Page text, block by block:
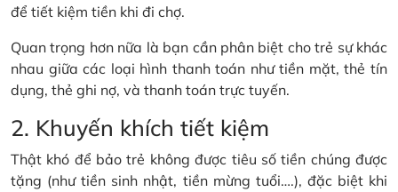
để tiết kiệm tiền khi đi chợ.
Quan trọng hơn nữa là bạn cần phân biệt cho trẻ sự khác
nhau giữa các loại hình thanh toán như tiền mặt, thẻ tín
dụng, thẻ ghi nợ, và thanh toán trực tuyến.
2. Khuyến khích tiết kiệm
Thật khó để bảo trẻ không được tiêu số tiền chúng được
tặng (như tiền sinh nhật, tiền mừng tuổi….), đặc biệt khi